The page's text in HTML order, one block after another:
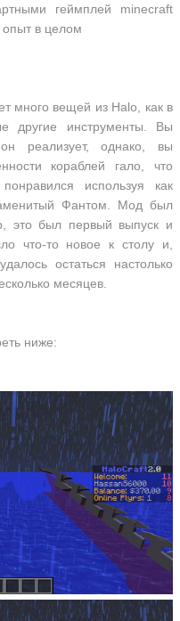
геймплей minecraft
опыт в целом
много вещей из Halo, как в
другие инструменты. Вы
реализует, однако, вы
кораблей гало, что
используя как
Фантом. Мод был
это был первый выпуск и
что-то новое к столу и,
остаться настолько
месяцев.
ниже: